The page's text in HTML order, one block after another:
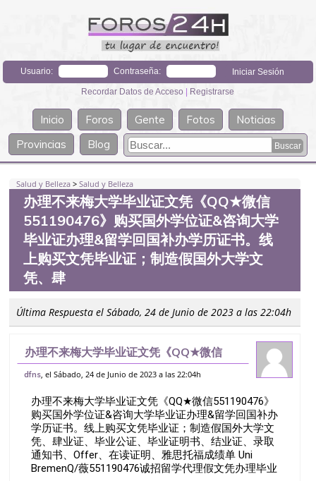
Usuario: Contraseña:
Recordar Datos de Acceso | Registrarse
Inicio Foros Gente Fotos
Noticias
Provincias
Blog
Salud y Belleza >Salud y Belleza
办理不来梅大学毕业证文凭《QQ★微信
551190476》购买国外学位证&咨询大学
毕业证办理&留学回国补办学历证书。线
上购买文凭毕业证；制造假国外大学文
凭、肆
Última Respuesta el Sábado, 24 de Junio de 2023 a las 22:04h
办理不来梅大学毕业证文凭《QQ★微信
551190476》购买国外学位证&咨询大学
购买文凭毕业证；制造假国外大学文凭、肆
dfns , el Sábado, 24 de Junio de 2023 a las 22:04h
办理不来梅大学毕业证文凭《QQ★微信551190476》
购买国外学位证&咨询大学毕业证办理&留学回国补办
学历证书。线上购买文凭毕业证；制造假国外大学文
凭、肆业证、毕业公证、毕业证明书、结业证、录取
通知书、Offer、在读证明、雅思托福成绩单 Uni
BremenQ/薇551190476诚招留学代理假文凭办理毕业